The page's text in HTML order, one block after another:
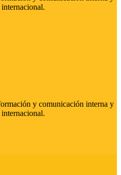
y comunicación interna y